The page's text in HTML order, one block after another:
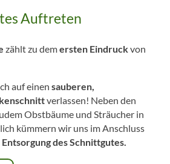
Auftreten
zählt zu demersten Eindruckvon
auf einensauberen,
verlassen! Neben den
Obstbäume und Sträucher in
kümmern wir uns im Anschluss
des Schnittgutes.